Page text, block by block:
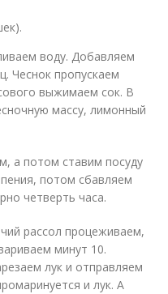
воду. Добавляем
Чеснок пропускаем
выжимаем сок. В
массу, лимонный
а потом ставим посуду
потом сбавляем
четверть часа.
рассол процеживаем,
минут 10.
лук и отправляем
и лук. А